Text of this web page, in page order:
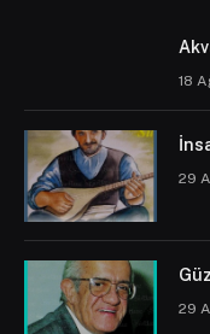
18
29
29